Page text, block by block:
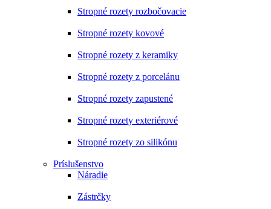
Stropné rozety rozbočovacie
Stropné rozety kovové
Stropné rozety z keramiky
Stropné rozety z porcelánu
Stropné rozety zapustené
Stropné rozety exteriérové
Stropné rozety zo silikónu
Príslušenstvo
Náradie
Zástrčky